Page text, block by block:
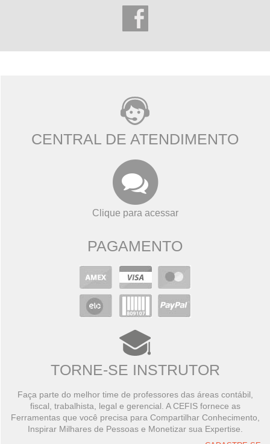
CENTRAL DE ATENDIMENTO
Clique para acessar
PAGAMENTO
TORNE-SE INSTRUTOR
Faça parte do melhor time de professores das áreas contábil,
fiscal, trabalhista, legal e gerencial. A CEFIS fornece as
Ferramentas que você precisa para Compartilhar Conhecimento,
Inspirar Milhares de Pessoas e Monetizar sua Expertise.